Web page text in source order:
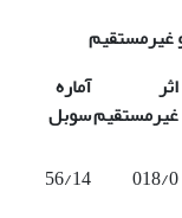
اثر
غیرمستقیم
آماره
سوبل
018/0
56/14